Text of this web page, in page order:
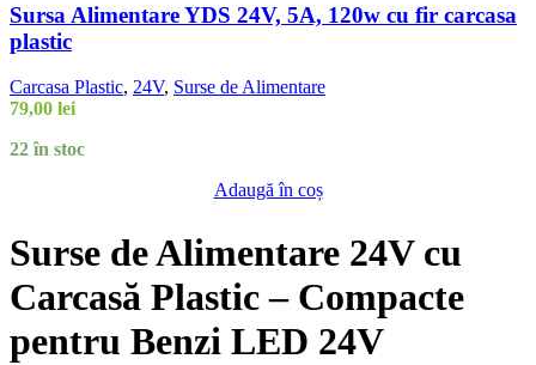
Sursa Alimentare YDS 24V, 5A, 120w cu fir carcasa
plastic
Carcasa Plastic, 24V, Surse de Alimentare
79,00 lei
22 în stoc
Adaugă în coș
Surse de Alimentare 24V cu
Carcasă Plastic – Compacte
pentru Benzi LED 24V